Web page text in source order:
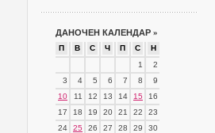
ДАНОЧЕН КАЛЕНДАР »
П В С Ч П С
Н
1
2
3
4 5 6 7 8
9
10
11 12 13 14 15
16
17
18 19 20 21 22
23
24
25 26 27 28 29
30